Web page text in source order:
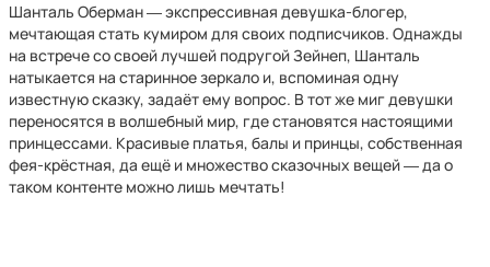
Шанталь Оберман ― экспрессивная девушка-блогер,
мечтающая стать кумиром для своих подписчиков. Однажды
на встрече со своей лучшей подругой Зейнеп, Шанталь
натыкается на старинное зеркало и, вспоминая одну
известную сказку, задаёт ему вопрос. В тот же миг девушки
переносятся в волшебный мир, где становятся настоящими
принцессами. Красивые платья, балы и принцы, собственная
фея-крёстная, да ещё и множество сказочных вещей ― да о
таком контенте можно лишь мечтать!